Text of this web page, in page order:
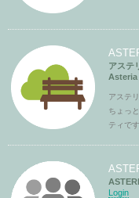
アステ
Asteria
アステ
ちょっ
ティです
Login